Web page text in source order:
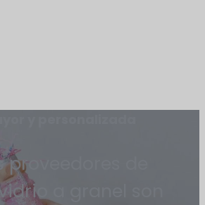
proveedores de
a granel son